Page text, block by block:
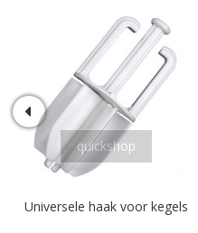
quickshop
Universele haak voor kegels